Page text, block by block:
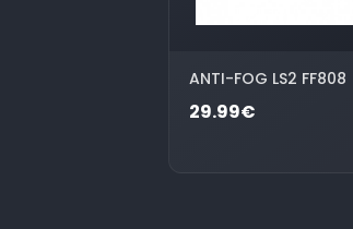
ANTI-FOG LS2 FF808
29.99€